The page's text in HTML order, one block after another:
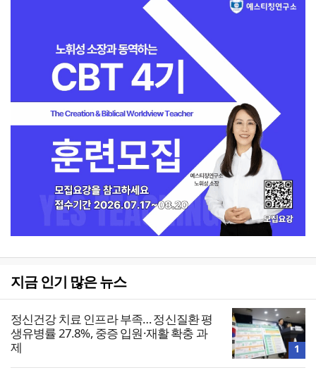
지금 인기 많은 뉴스
정신건강 치료 인프라 부족… 정신질환 평
생유병률 27.8%, 중증 입원·재활 확충 과
제
1